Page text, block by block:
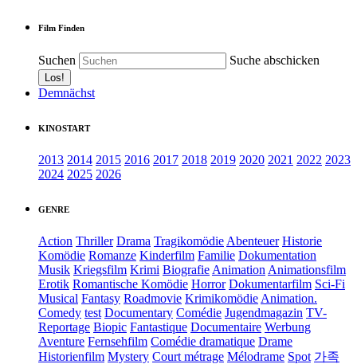
Film Finden
Suchen Suche abschicken
Demnächst
KINOSTART
2013 2014 2015 2016 2017 2018 2019 2020 2021 2022 2023
2024 2025 2026
GENRE
Action Thriller Drama Tragikomödie Abenteuer Historie
Komödie Romanze Kinderfilm Familie Dokumentation
Musik Kriegsfilm Krimi Biografie Animation Animationsfilm
Erotik Romantische Komödie Horror Dokumentarfilm Sci-Fi
Musical Fantasy Roadmovie Krimikomödie Animation.
Comedy test Documentary Comédie Jugendmagazin TV-
Reportage Biopic Fantastique Documentaire Werbung
Aventure Fernsehfilm Comédie dramatique Drame
Historienfilm Mystery Court métrage Mélodrame Spot 가족